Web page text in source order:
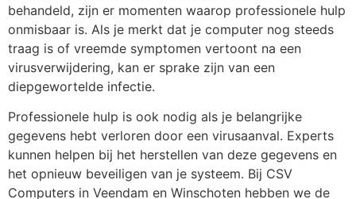
behandeld, zijn er momenten waarop professionele hulp
onmisbaar is. Als je merkt dat je computer nog steeds
traag is of vreemde symptomen vertoont na een
virusverwijdering, kan er sprake zijn van een
diepgewortelde infectie.
Professionele hulp is ook nodig als je belangrijke
gegevens hebt verloren door een virusaanval. Experts
kunnen helpen bij het herstellen van deze gegevens en
het opnieuw beveiligen van je systeem. Bij CSV
Computers in Veendam en Winschoten hebben we de